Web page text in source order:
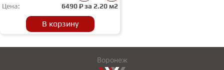
Цена: 6490₽ за 2.20 м2
В корзину
Воронеж